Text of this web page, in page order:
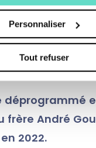
Personnaliser
Tout refuser
Ce
une riche
d’un
déprogrammé
frère André
2022.